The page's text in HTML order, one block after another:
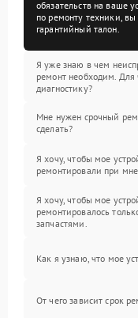
обязательств на ваше
по ремонту техники,
гарантийный талон.
Я уже знаю в чем
ремонт необходим. Для
диагностику?
Мне нужен срочный
сделать?
Я хочу, чтобы мое
ремонтировали при
Я хочу, чтобы мое
ремонтировалось
запчастями.
Как я узнаю, что мое
От чего зависит срок